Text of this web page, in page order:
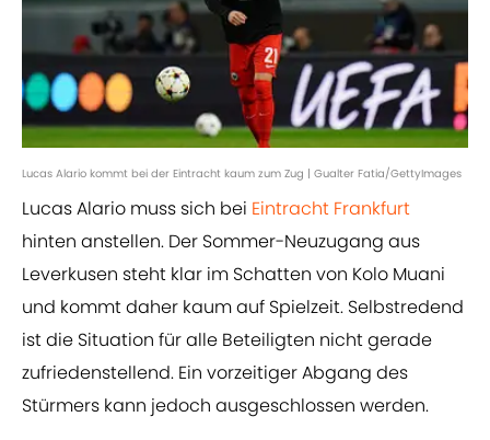
Lucas Alario kommt bei der Eintracht kaum zum Zug | Gualter Fatia/GettyImages
Lucas Alario muss sich bei Eintracht Frankfurt
hinten anstellen. Der Sommer-Neuzugang aus
Leverkusen steht klar im Schatten von Kolo Muani
und kommt daher kaum auf Spielzeit. Selbstredend
ist die Situation für alle Beteiligten nicht gerade
zufriedenstellend. Ein vorzeitiger Abgang des
Stürmers kann jedoch ausgeschlossen werden.